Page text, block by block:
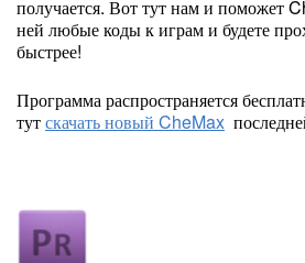
получается. Вот тут нам и поможет
ней любые коды к играм и будете
быстрее!
Программа распространяется
тутскачать новый CheMax